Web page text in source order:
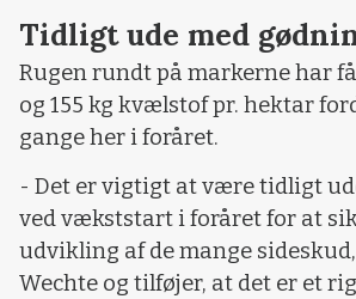
Tidligt ude med
Rugen rundt på markerne har
og 155 kg kvælstof pr. hektar
gange her i foråret.
- Det er vigtigt at være tidligt
ved vækststart i foråret for at
udvikling af de mange
Wechte og tilføjer, at det er et